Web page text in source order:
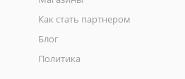
Как стать партнером
Блог
Политика